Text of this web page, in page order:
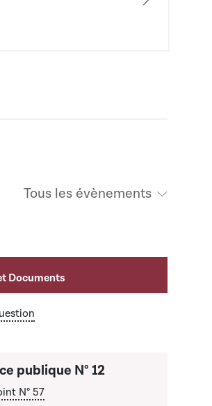
Tous les évènements
Documents
publique N° 12
N° 57